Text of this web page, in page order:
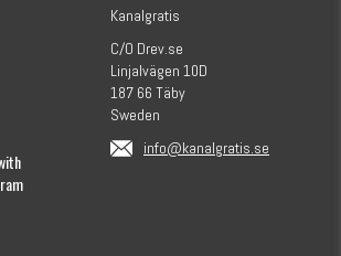
Kanalgratis
C/O Drev.se
Linjalvägen 10D
187 66 Täby
Sweden
info@kanalgratis.se